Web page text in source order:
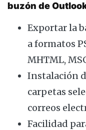
buzón de
Exportar la
a formatos
MHTML,
Instalación
carpetas
correos
Facilidad